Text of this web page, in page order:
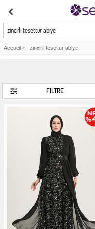
zincirli tesettur abiye
Accueil > zincirli tesettur abiye
FILTRE